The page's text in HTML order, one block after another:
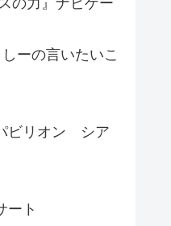
の力』ナビゲー
ーの言いたいこ
ビリオン シア
ート